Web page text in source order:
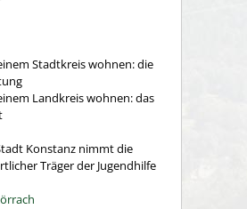
Stadtkreis wohnen: die
Landkreis wohnen: das
Konstanz nimmt die
Träger der Jugendhilfe